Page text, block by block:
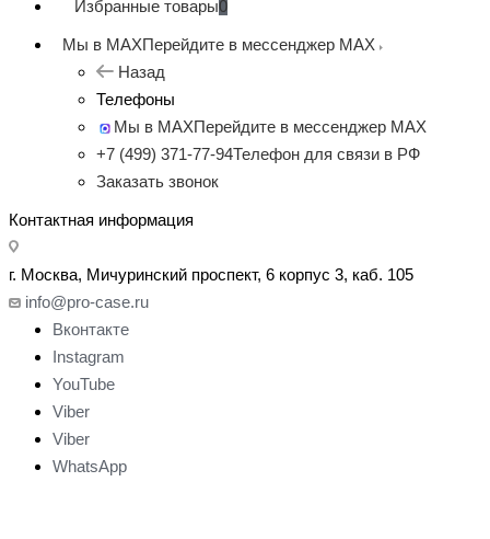
Избранные товары0
Мы в MAXПерейдите в мессенджер MAX
Назад
Телефоны
Мы в MAXПерейдите в мессенджер MAX
+7 (499) 371-77-94Телефон для связи в РФ
Заказать звонок
Контактная информация
г. Москва, Мичуринский проспект, 6 корпус 3, каб. 105
info@pro-case.ru
Вконтакте
Instagram
YouTube
Viber
Viber
WhatsApp